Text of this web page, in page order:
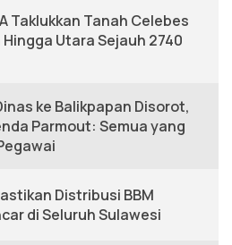
Taklukkan Tanah Celebes
Utara Sejauh 2740
ke Balikpapan Disorot,
Parmout: Semua yang
Distribusi BBM
di Seluruh Sulawesi